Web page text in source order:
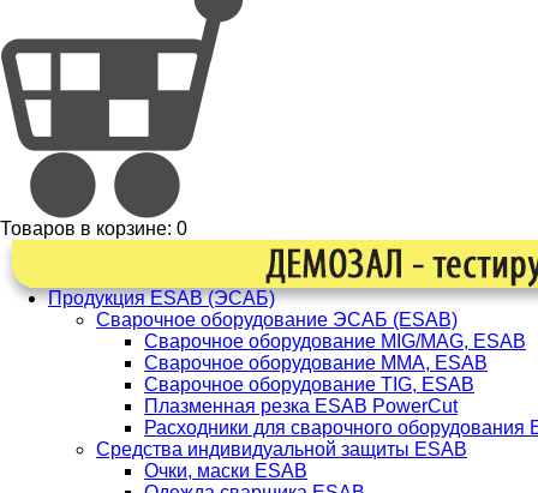
Товаров в корзине: 0
Продукция ESAB (ЭСАБ)
Сварочное оборудование ЭСАБ (ESAB)
Сварочное оборудование MIG/MAG, ESAB
Сварочное оборудование ММА, ESAB
Сварочное оборудование TIG, ESAB
Плазменная резка ESAB PowerCut
Расходники для сварочного оборудования
Средства индивидуальной защиты ESAB
Очки, маски ESAB